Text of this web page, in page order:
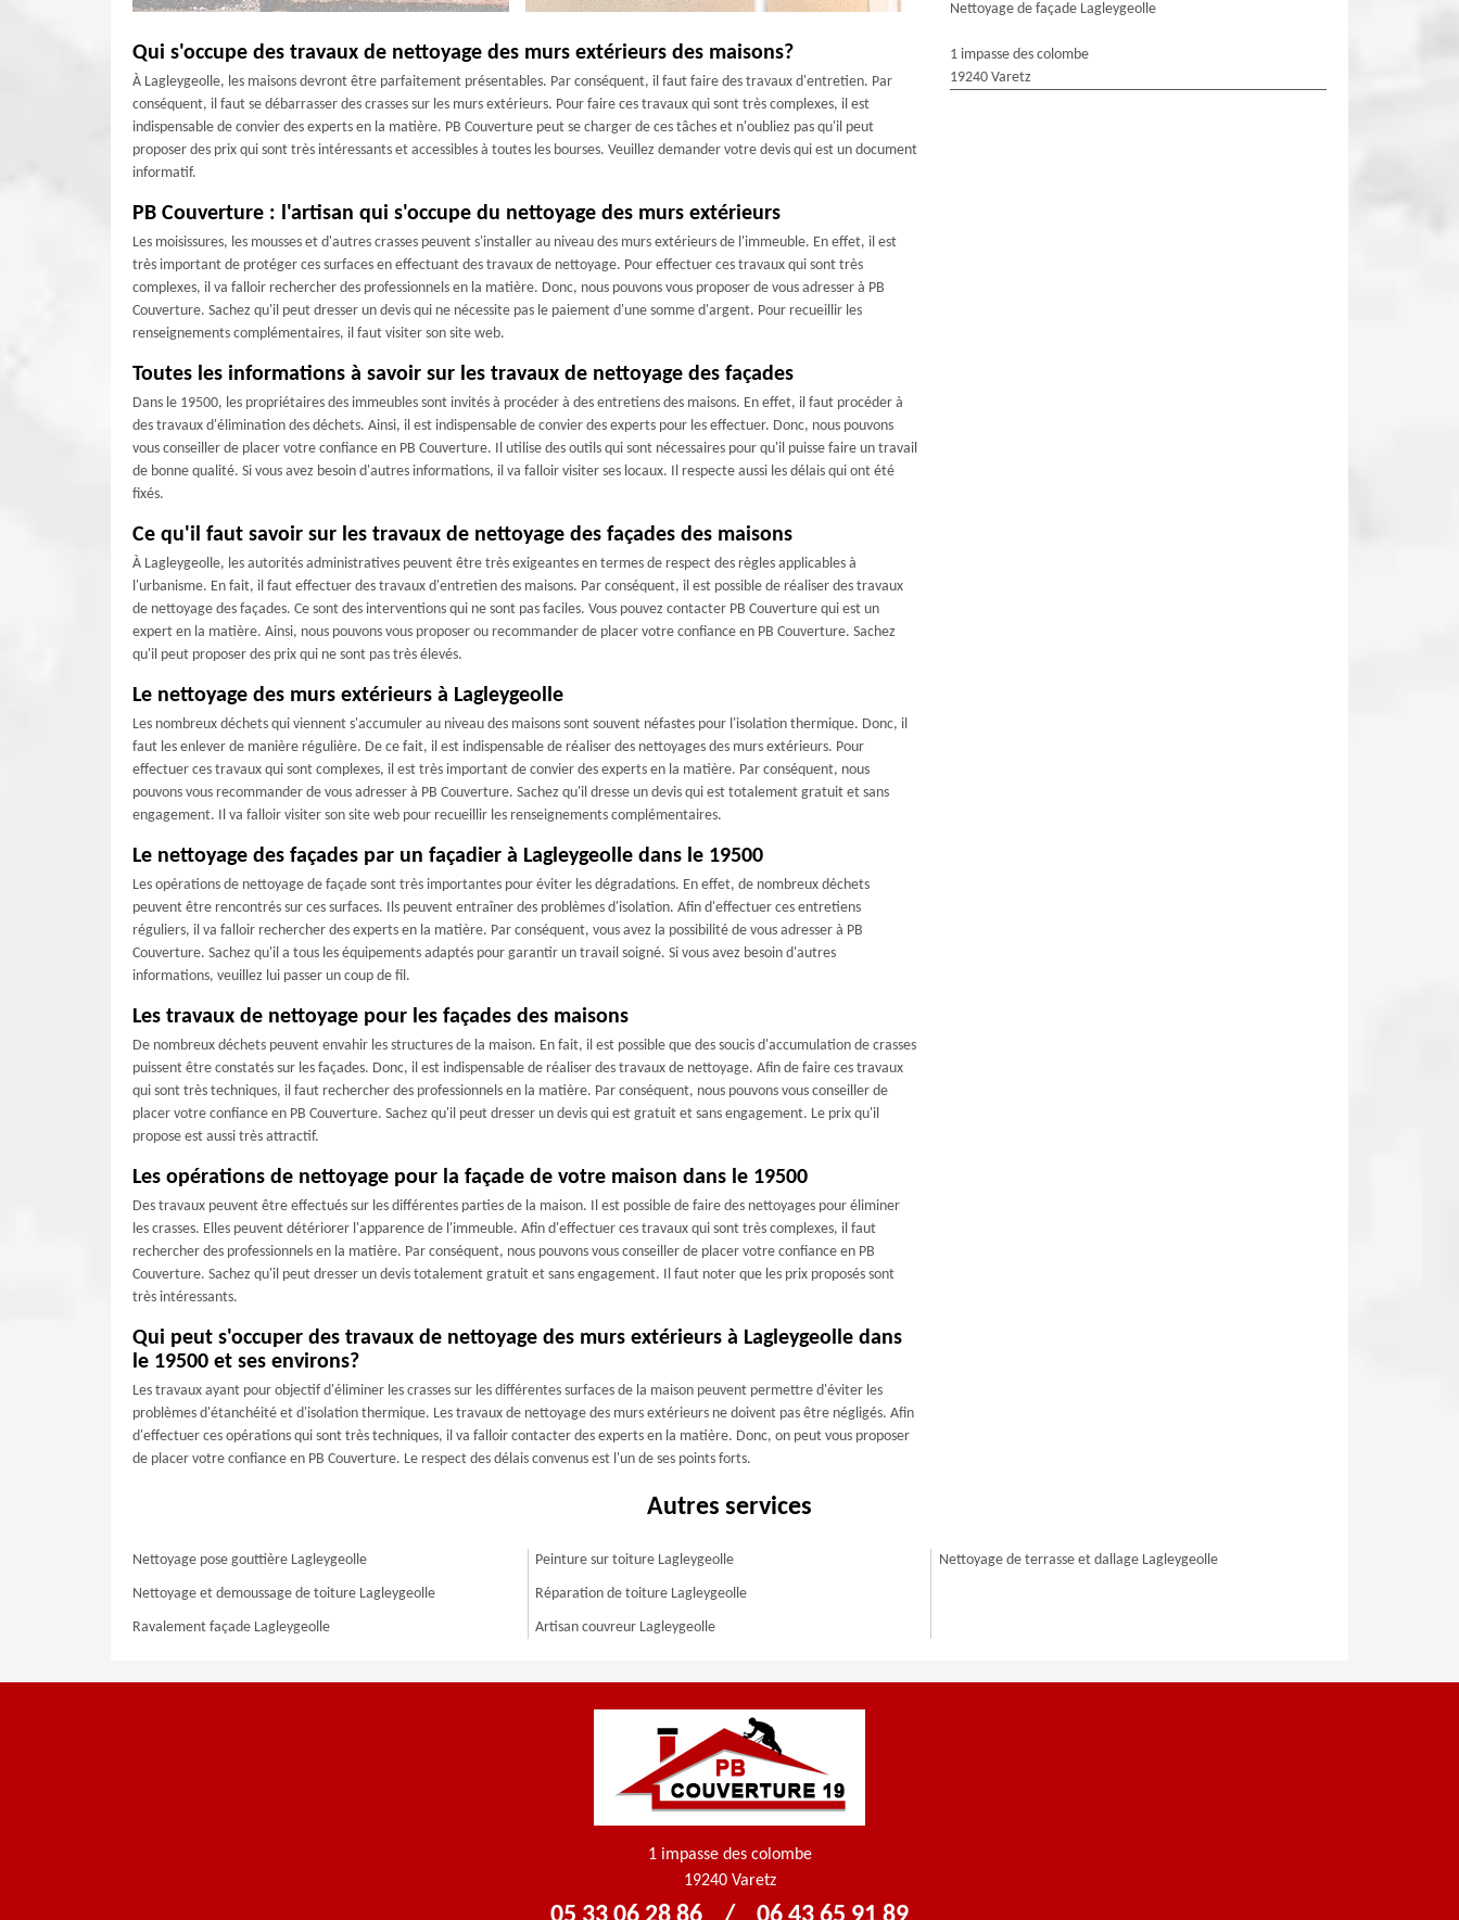
Qui s'occupe des travaux de nettoyage des murs extérieurs des maisons?
À Lagleygeolle, les maisons devront être parfaitement présentables. Par conséquent, il faut faire des travaux d'entretien. Par
conséquent, il faut se débarrasser des crasses sur les murs extérieurs. Pour faire ces travaux qui sont très complexes, il est
indispensable de convier des experts en la matière. PB Couverture peut se charger de ces tâches et n'oubliez pas qu'il peut
proposer des prix qui sont très intéressants et accessibles à toutes les bourses. Veuillez demander votre devis qui est un document
informatif.
PB Couverture : l'artisan qui s'occupe du nettoyage des murs extérieurs
Les moisissures, les mousses et d'autres crasses peuvent s'installer au niveau des murs extérieurs de l'immeuble. En effet, il est
très important de protéger ces surfaces en effectuant des travaux de nettoyage. Pour effectuer ces travaux qui sont très
complexes, il va falloir rechercher des professionnels en la matière. Donc, nous pouvons vous proposer de vous adresser à PB
Couverture. Sachez qu'il peut dresser un devis qui ne nécessite pas le paiement d'une somme d'argent. Pour recueillir les
renseignements complémentaires, il faut visiter son site web.
Toutes les informations à savoir sur les travaux de nettoyage des façades
Dans le 19500, les propriétaires des immeubles sont invités à procéder à des entretiens des maisons. En effet, il faut procéder à
des travaux d'élimination des déchets. Ainsi, il est indispensable de convier des experts pour les effectuer. Donc, nous pouvons
vous conseiller de placer votre confiance en PB Couverture. Il utilise des outils qui sont nécessaires pour qu'il puisse faire un travail
de bonne qualité. Si vous avez besoin d'autres informations, il va falloir visiter ses locaux. Il respecte aussi les délais qui ont été
fixés.
Ce qu'il faut savoir sur les travaux de nettoyage des façades des maisons
À Lagleygeolle, les autorités administratives peuvent être très exigeantes en termes de respect des règles applicables à
l'urbanisme. En fait, il faut effectuer des travaux d'entretien des maisons. Par conséquent, il est possible de réaliser des travaux
de nettoyage des façades. Ce sont des interventions qui ne sont pas faciles. Vous pouvez contacter PB Couverture qui est un
expert en la matière. Ainsi, nous pouvons vous proposer ou recommander de placer votre confiance en PB Couverture. Sachez
qu'il peut proposer des prix qui ne sont pas très élevés.
Le nettoyage des murs extérieurs à Lagleygeolle
Les nombreux déchets qui viennent s'accumuler au niveau des maisons sont souvent néfastes pour l'isolation thermique. Donc, il
faut les enlever de manière régulière. De ce fait, il est indispensable de réaliser des nettoyages des murs extérieurs. Pour
effectuer ces travaux qui sont complexes, il est très important de convier des experts en la matière. Par conséquent, nous
pouvons vous recommander de vous adresser à PB Couverture. Sachez qu'il dresse un devis qui est totalement gratuit et sans
engagement. Il va falloir visiter son site web pour recueillir les renseignements complémentaires.
Le nettoyage des façades par un façadier à Lagleygeolle dans le 19500
Les opérations de nettoyage de façade sont très importantes pour éviter les dégradations. En effet, de nombreux déchets
peuvent être rencontrés sur ces surfaces. Ils peuvent entraîner des problèmes d'isolation. Afin d'effectuer ces entretiens
réguliers, il va falloir rechercher des experts en la matière. Par conséquent, vous avez la possibilité de vous adresser à PB
Couverture. Sachez qu'il a tous les équipements adaptés pour garantir un travail soigné. Si vous avez besoin d'autres
informations, veuillez lui passer un coup de fil.
Les travaux de nettoyage pour les façades des maisons
De nombreux déchets peuvent envahir les structures de la maison. En fait, il est possible que des soucis d'accumulation de crasses
puissent être constatés sur les façades. Donc, il est indispensable de réaliser des travaux de nettoyage. Afin de faire ces travaux
qui sont très techniques, il faut rechercher des professionnels en la matière. Par conséquent, nous pouvons vous conseiller de
placer votre confiance en PB Couverture. Sachez qu'il peut dresser un devis qui est gratuit et sans engagement. Le prix qu'il
propose est aussi très attractif.
Les opérations de nettoyage pour la façade de votre maison dans le 19500
Des travaux peuvent être effectués sur les différentes parties de la maison. Il est possible de faire des nettoyages pour éliminer
les crasses. Elles peuvent détériorer l'apparence de l'immeuble. Afin d'effectuer ces travaux qui sont très complexes, il faut
rechercher des professionnels en la matière. Par conséquent, nous pouvons vous conseiller de placer votre confiance en PB
Couverture. Sachez qu'il peut dresser un devis totalement gratuit et sans engagement. Il faut noter que les prix proposés sont
très intéressants.
Qui peut s'occuper des travaux de nettoyage des murs extérieurs à Lagleygeolle dans
le 19500 et ses environs?
Les travaux ayant pour objectif d'éliminer les crasses sur les différentes surfaces de la maison peuvent permettre d'éviter les
problèmes d'étanchéité et d'isolation thermique. Les travaux de nettoyage des murs extérieurs ne doivent pas être négligés. Afin
d'effectuer ces opérations qui sont très techniques, il va falloir contacter des experts en la matière. Donc, on peut vous proposer
de placer votre confiance en PB Couverture. Le respect des délais convenus est l'un de ses points forts.
Nettoyage de façade Lagleygeolle
1 impasse des colombe
19240 Varetz
Autres services
Nettoyage pose gouttière Lagleygeolle
Nettoyage et demoussage de toiture Lagleygeolle
Ravalement façade Lagleygeolle
Peinture sur toiture Lagleygeolle
Réparation de toiture Lagleygeolle
Artisan couvreur Lagleygeolle
Nettoyage de terrasse et dallage Lagleygeolle
1 impasse des colombe
19240 Varetz